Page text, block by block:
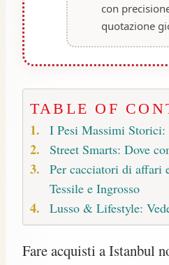
con
quotazione
TABLE OF
I Pesi Massimi
Street Smarts: Dove
Per cacciatori di affari
Tessile e Ingrosso
Lusso & Lifestyle:
Fare acquisti a Istanbul